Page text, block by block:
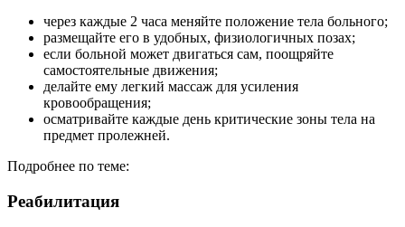
через каждые 2 часа меняйте положение тела больного;
размещайте его в удобных, физиологичных позах;
если больной может двигаться сам, поощряйте
самостоятельные движения;
делайте ему легкий массаж для усиления
кровообращения;
осматривайте каждые день критические зоны тела на
предмет пролежней.
Подробнее по теме:
Реабилитация